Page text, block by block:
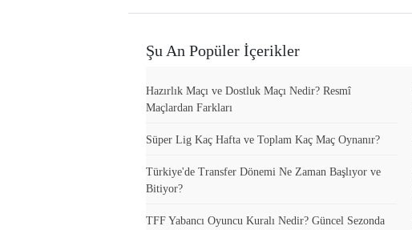
Şu An Popüler İçerikler
Hazırlık Maçı ve Dostluk Maçı Nedir? Resmî
Maçlardan Farkları
Süper Lig Kaç Hafta ve Toplam Kaç Maç Oynanır?
Türkiye'de Transfer Dönemi Ne Zaman Başlıyor ve
Bitiyor?
TFF Yabancı Oyuncu Kuralı Nedir? Güncel Sezonda